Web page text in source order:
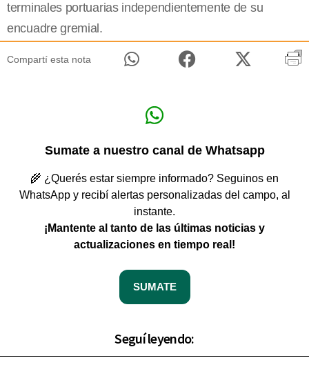
terminales portuarias independientemente de su
encuadre gremial.
Compartí esta nota
Sumate a nuestro canal de Whatsapp
🌾 ¿Querés estar siempre informado? Seguinos en
WhatsApp y recibí alertas personalizadas del campo, al
instante.
¡Mantente al tanto de las últimas noticias y
actualizaciones en tiempo real!
SUMATE
Seguí leyendo: